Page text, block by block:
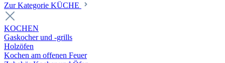
Zur Kategorie KÜCHE
KOCHEN
Gaskocher und -grills
Holzöfen
Kochen am offenen Feuer